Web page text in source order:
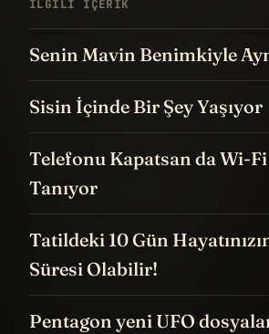
İLGILI IÇERIK
Senin Mavin Benimkiyle
Sisin İçinde Bir Şey Yaşıyor
Telefonu Kapatsan da Wi-
Tanıyor
Tatildeki 10 Gün
Süresi Olabilir!
Pentagon yeni UFO